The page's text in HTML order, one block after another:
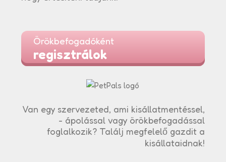
Örökbefogadóként
regisztrálok
Van egy szervezeted, ami kisállatmentéssel,
- ápolással vagy örökbefogadással
foglalkozik? Találj megfelelő gazdit a
kisállataidnak!